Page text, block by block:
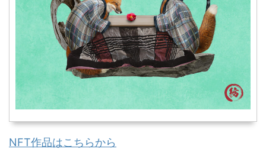
NFT作品はこちらから